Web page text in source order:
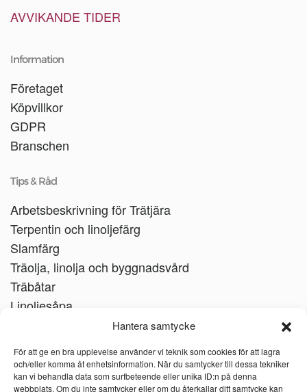
Hantera samtycke
För att ge en bra upplevelse använder vi teknik som cookies för att lagra
och/eller komma åt enhetsinformation. När du samtycker till dessa tekniker
kan vi behandla data som surfbeteende eller unika ID:n på denna
webbplats. Om du inte samtycker eller om du återkallar ditt samtycke kan
AVVIKANDE TIDER
Information
Företaget
Köpvillkor
GDPR
Branschen
Tips & Råd
Arbetsbeskrivning för Trätjära
Terpentin och linoljefärg
Slamfärg
Träolja, linolja och byggnadsvård
Träbåtar
Linoljesåpa